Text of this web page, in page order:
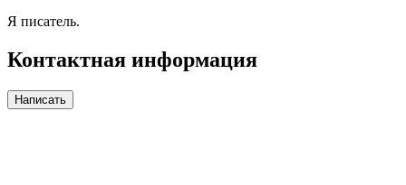
Я писатель.
Контактная информация
Написать